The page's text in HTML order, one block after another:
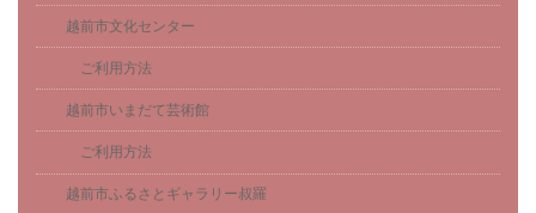
越前市文化センター
ご利用方法
越前市いまだて芸術館
ご利用方法
越前市ふるさとギャラリー叔羅